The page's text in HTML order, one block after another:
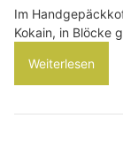
Im
Kokain, in Blöcke
Weiterlesen